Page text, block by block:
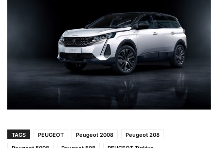
TAGS PEUGEOT Peugeot 2008
Peugeot 208